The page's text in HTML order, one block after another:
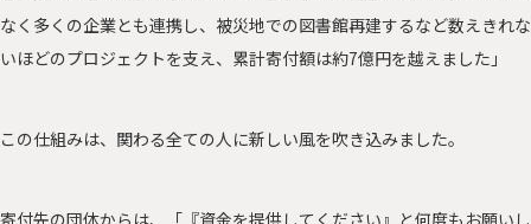
なく多くの企業とも連携し、被災地での図書館再建するなど数えきれな
いほどのプロジェクトを支え、累計寄付額は約7億円を越えました」
この仕組みは、関わる全ての人に新しい風を吹き込みました。
寄付先の団体からは、「『資金を提供してください』と何度もお願いし